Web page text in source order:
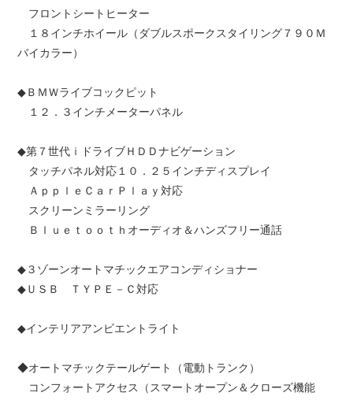
フロントシートヒーター
１８インチホイール（ダブルスポークスタイリング７９０Ｍ
バイカラー）
◆ＢＭＷライブコックピット
１２．３インチメーターパネル
◆第７世代ｉドライブＨＤＤナビゲーション
タッチパネル対応１０．２５インチディスプレイ
ＡｐｐｌｅＣａｒＰｌａｙ対応
スクリーンミラーリング
Ｂｌｕｅｔｏｏｔｈオーディオ＆ハンズフリー通話
◆３ゾーンオートマチックエアコンディショナー
◆ＵＳＢ ＴＹＰＥ－Ｃ対応
◆インテリアアンビエントライト
◆オートマチックテールゲート（電動トランク）
コンフォートアクセス（スマートオープン＆クローズ機能